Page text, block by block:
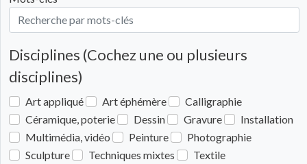
Disciplines (Cochez une ou plusieurs
disciplines)
Art appliqué Art éphémère
Calligraphie
Céramique, poterie
Dessin Gravure
Installation
Multimédia, vidéo
Peinture
Photographie
Sculpture
Techniques mixtes
Textile